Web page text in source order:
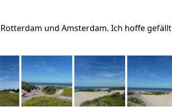
Atlantik / Nordsee
und Amsterdam. Ich hoffe gefällt